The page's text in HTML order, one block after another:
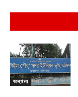
অন্যান্য